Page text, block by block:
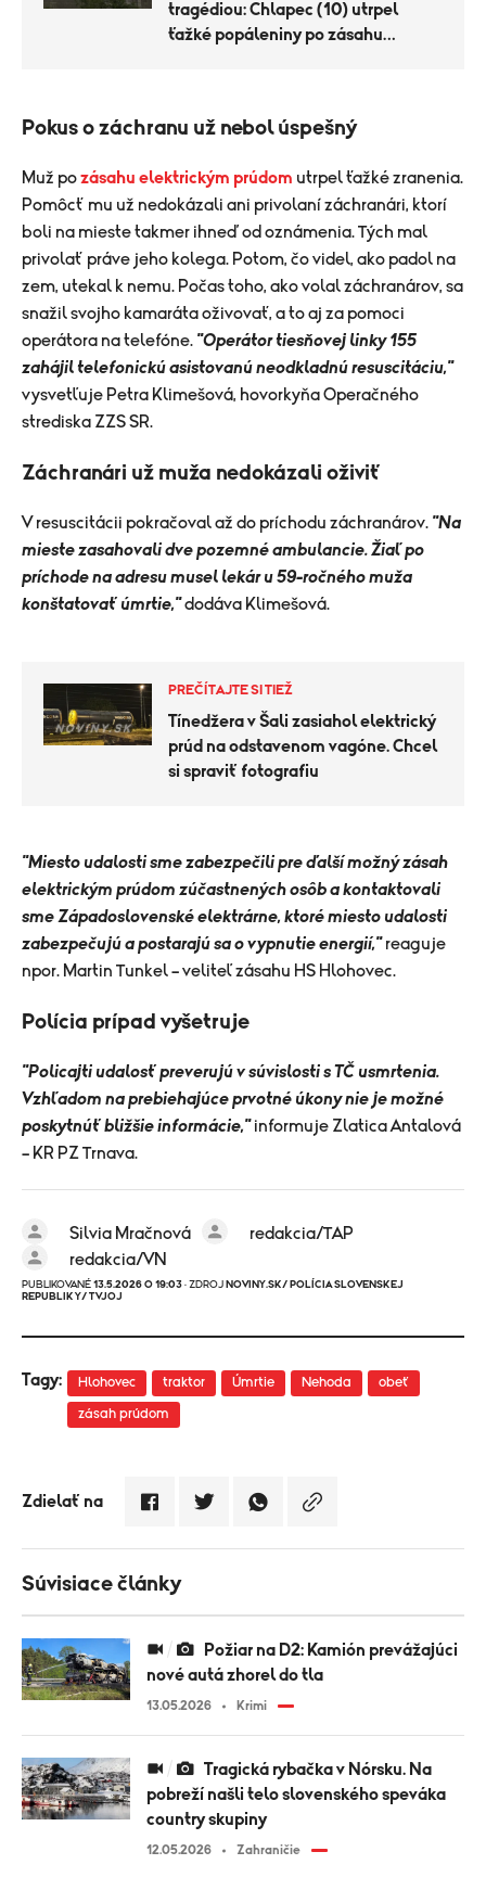
tragédiou: Chlapec (10) utrpel
ťažké popáleniny po zásahu
Pokus o záchranu už nebol úspešný
Muž pozásahu elektrickým prúdom utrpel ťažké zranenia.
Pomôcť mu už nedokázali ani privolaní záchranári, ktorí
boli na mieste takmer ihneď od oznámenia. Tých mal
privolať práve jeho kolega. Potom, čo videl, ako padol na
zem, utekal k nemu. Počas toho, ako volal záchranárov, sa
snažil svojho kamaráta oživovať, a to aj za pomoci
operátora na telefóne. "Operátor tiesňovej linky 155
zahájil telefonickú asistovanú neodkladnú resuscitáciu,"
vysvetľuje Petra Klimešová, hovorkyňa Operačného
strediska ZZS SR.
Záchranári už muža nedokázali oživiť
V resuscitácii pokračoval až do príchodu záchranárov. "Na
mieste zasahovali dve pozemné ambulancie. Žiaľ po
príchode na adresu musel lekár u 59-ročného muža
konštatovať úmrtie,"dodáva Klimešová.
PREČÍTAJTE SI TIEŽ
Tínedžera v Šali zasiahol elektrický
prúd na odstavenom vagóne. Chcel
si spraviť fotografiu
"Miesto udalosti sme zabezpečili pre ďalší možný zásah
elektrickým prúdom zúčastnených osôb a kontaktovali
sme Západoslovenské elektrárne, ktoré miesto udalosti
zabezpečujú a postarajú sa o vypnutie energií,"reaguje
npor. Martin Tunkel – veliteľ zásahu HS Hlohovec.
Polícia prípad vyšetruje
"Policajti udalosť preverujú v súvislosti s TČ usmrtenia.
Vzhľadom na prebiehajúce prvotné úkony nie je možné
poskytnúť bližšie informácie,"informuje Zlatica Antalová
– KR PZ Trnava.
Silvia Mračnová
redakcia/TAP
redakcia/VN
PUBLIKOVANÉ 13.5.2026 O 19:03 · ZDROJ NOVINY.SK/ POLÍCIA SLOVENSKEJ
REPUBLIKY/ TVJOJ
Tagy: Hlohovec traktor Úmrtie Nehoda obeť
zásah prúdom
Zdielať na
Súvisiace články
nové autá zhorel do tla
13.05.2026 Krimi
pobreží našli telo slovenského speváka
country skupiny
12.05.2026 Zahraničie